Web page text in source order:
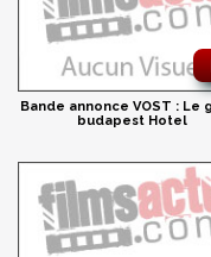
Bande annonce VOST : Le
budapest Hotel